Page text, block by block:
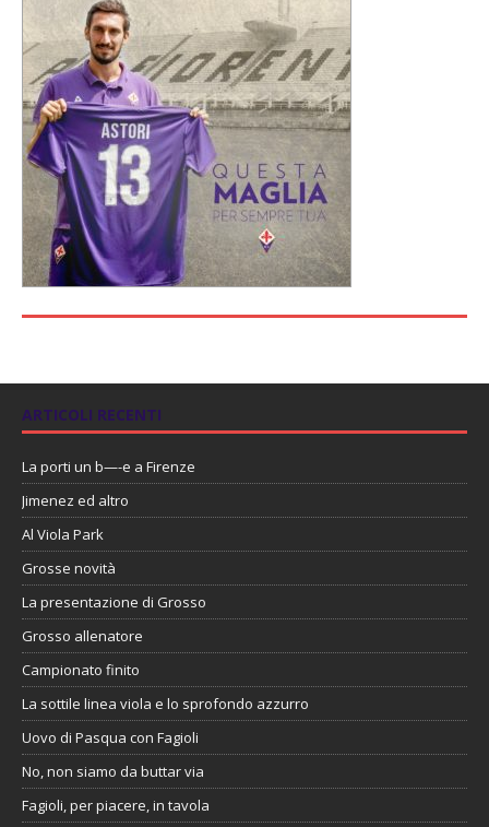
ARTICOLI RECENTI
La porti un b—-e a Firenze
Jimenez ed altro
Al Viola Park
Grosse novità
La presentazione di Grosso
Grosso allenatore
Campionato finito
La sottile linea viola e lo sprofondo azzurro
Uovo di Pasqua con Fagioli
No, non siamo da buttar via
Fagioli, per piacere, in tavola